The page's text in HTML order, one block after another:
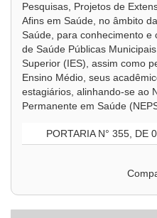
Pesquisas, Projetos de
Afins em Saúde, no âmbito
Saúde, para conhecimento e
de Saúde Públicas
Superior (IES), assim como
Ensino Médio, seus
estagiários, alinhando-se ao
Permanente em Saúde
PORTARIA N° 355, DE